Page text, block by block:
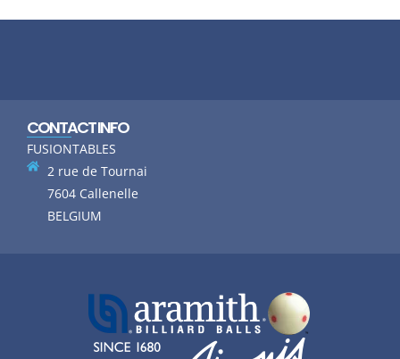
CONTACT INFO
FUSIONTABLES
2 rue de Tournai
7604 Callenelle
BELGIUM